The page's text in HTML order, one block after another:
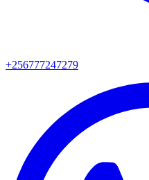
+256777247279